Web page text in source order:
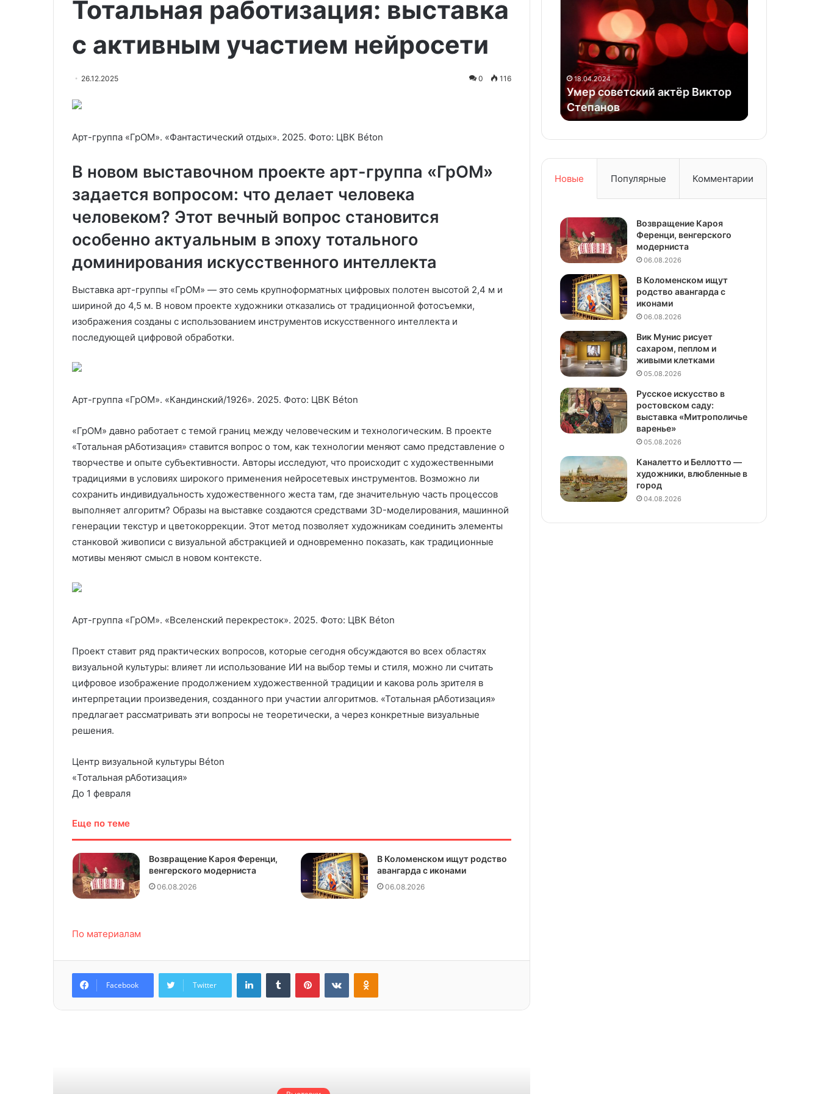
Тотальная работизация: выставка
с активным участием нейросети
26.12.2025 0 116
Арт-группа «ГрОМ». «Фантастический отдых». 2025. Фото: ЦВК Béton
В новом выставочном проекте арт-группа «ГрОМ»
задается вопросом: что делает человека
человеком? Этот вечный вопрос становится
особенно актуальным в эпоху тотального
доминирования искусственного интеллекта
Выставка арт-группы «ГрОМ» — это семь крупноформатных цифровых полотен высотой 2,4 м и
шириной до 4,5 м. В новом проекте художники отказались от традиционной фотосъемки,
изображения созданы с использованием инструментов искусственного интеллекта и
последующей цифровой обработки.
Арт-группа «ГрОМ». «Кандинский/1926». 2025. Фото: ЦВК Béton
«ГрОМ» давно работает с темой границ между человеческим и технологическим. В проекте
«Тотальная рАботизация» ставится вопрос о том, как технологии меняют само представление о
творчестве и опыте субъективности. Авторы исследуют, что происходит с художественными
традициями в условиях широкого применения нейросетевых инструментов. Возможно ли
сохранить индивидуальность художественного жеста там, где значительную часть процессов
выполняет алгоритм? Образы на выставке создаются средствами 3D-моделирования, машинной
генерации текстур и цветокоррекции. Этот метод позволяет художникам соединить элементы
станковой живописи с визуальной абстракцией и одновременно показать, как традиционные
мотивы меняют смысл в новом контексте.
Арт-группа «ГрОМ». «Вселенский перекресток». 2025. Фото: ЦВК Béton
Проект ставит ряд практических вопросов, которые сегодня обсуждаются во всех областях
визуальной культуры: влияет ли использование ИИ на выбор темы и стиля, можно ли считать
цифровое изображение продолжением художественной традиции и какова роль зрителя в
интерпретации произведения, созданного при участии алгоритмов. «Тотальная рАботизация»
предлагает рассматривать эти вопросы не теоретически, а через конкретные визуальные
решения.
Центр визуальной культуры Béton
«Тотальная рАботизация»
До 1 февраля
Еще по теме
Возвращение Кароя Ференци,
венгерского модерниста
06.08.2026
В Коломенском ищут родство
авангарда с иконами
06.08.2026
По материалам
Facebook Twitter
LinkedInTumblr PinterestВконтактеОдноклассники
Сергей Александров: «Моя
неосмысленных порывах»
анимационная
лента
Миядзаки
выйдет
году
Москвы:
что
в
новогодние
Вокруг Москвы: что
советский
Степанов
18.04.2024
Умер советский актёр Виктор
Степанов
Давида
и
Маруси
Новые Популярные Комментарии
Возвращение Кароя
Ференци, венгерского
модерниста
06.08.2026
В Коломенском ищут
родство авангарда с
иконами
06.08.2026
Вик Мунис рисует
сахаром, пеплом и
живыми клетками
05.08.2026
Русское искусство в
ростовском саду:
выставка «Митрополичье
варенье»
05.08.2026
Каналетто и Беллотто —
художники, влюбленные в
город
04.08.2026